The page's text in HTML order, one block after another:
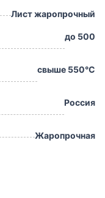
Лист жаропрочный
до 500
свыше 550°С
Россия
Жаропрочная